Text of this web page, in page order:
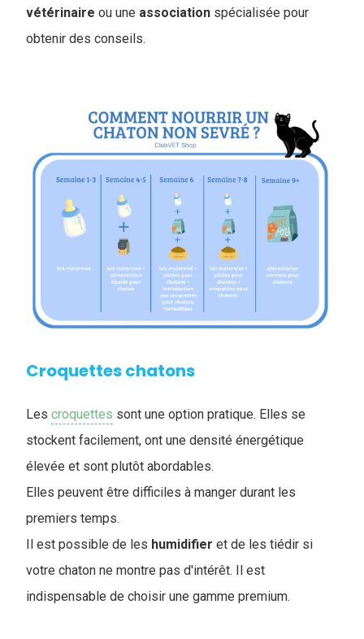
vétérinaire ou une association spécialisée pour
obtenir des conseils.
Croquettes chatons
Les croquettes sont une option pratique. Elles se
stockent facilement, ont une densité énergétique
élevée et sont plutôt abordables.
Elles peuvent être difficiles à manger durant les
premiers temps.
Il est possible de les humidifier et de les tiédir si
votre chaton ne montre pas d'intérêt. Il est
indispensable de choisir une gamme premium.